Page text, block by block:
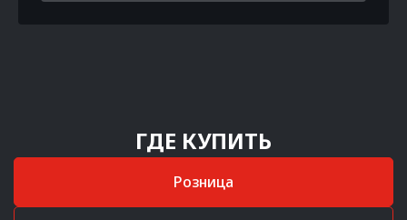
ГДЕ КУПИТЬ
Розница